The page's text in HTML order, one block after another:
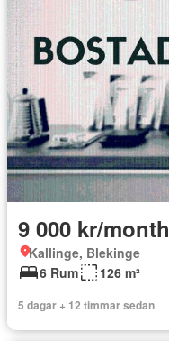
9 000 kr/month
Kallinge, Blekinge
6 Rum
126 m²
5 dagar + 12 timmar sedan